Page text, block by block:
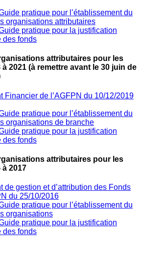
pratique pour l’établissement du
organisations attributaires
pratique pour la justification
des fonds
attributaires pour les
2021 (à remettre avant le 30 juin de
Financier de l’AGFPN du 10/12/2019
pratique pour l’établissement du
organisations de branche
pratique pour la justification
des fonds
attributaires pour les
2017
de gestion et d’attribution des Fonds
du 25/10/2016
pratique pour l’établissement du
organisations
pratique pour la justification
des fonds